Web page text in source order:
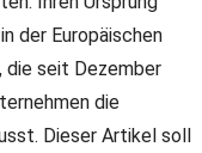
der Europäischen
die seit Dezember
die
Dieser Artikel soll